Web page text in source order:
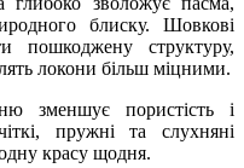
блиску. Шовкові
пошкоджену структуру,
локони більш міцними.
зменшує пористість і
пружні та слухняні
красу щодня.